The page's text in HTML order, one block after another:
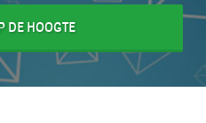
DE HOOGTE